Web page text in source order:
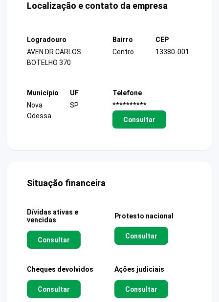
Localização e contato da empresa
Logradouro
AVEN DR CARLOS
BOTELHO 370
Bairro
Centro
CEP
13380-001
Município
Nova
Odessa
UF
SP
Telefone
**********
Consultar
Situação financeira
Dívidas ativas e
vencidas
Consultar
Protesto nacional
Consultar
Cheques devolvidos
Consultar
Ações judiciais
Consultar